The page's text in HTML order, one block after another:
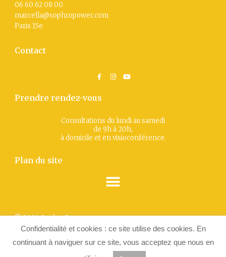
06 60 62 08 00
marcella@sophropower.com
Paris 15e
Contact
Prendre rendez-vous
Consultations du lundi au samedi
de 9h à 20h,
à domicile et en visioconférence.
Plan du site
© 2026 SophroPower
Illustrations et logo : Laura Penez
Politique de confidentialité
Confidentialité et cookies : ce site utilise des cookies. En
continuant à naviguer sur ce site, vous acceptez que nous en